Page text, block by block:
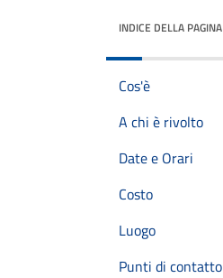
INDICE DELLA PAGINA
Cos'è
A chi è rivolto
Date e Orari
Costo
Luogo
Punti di contatto